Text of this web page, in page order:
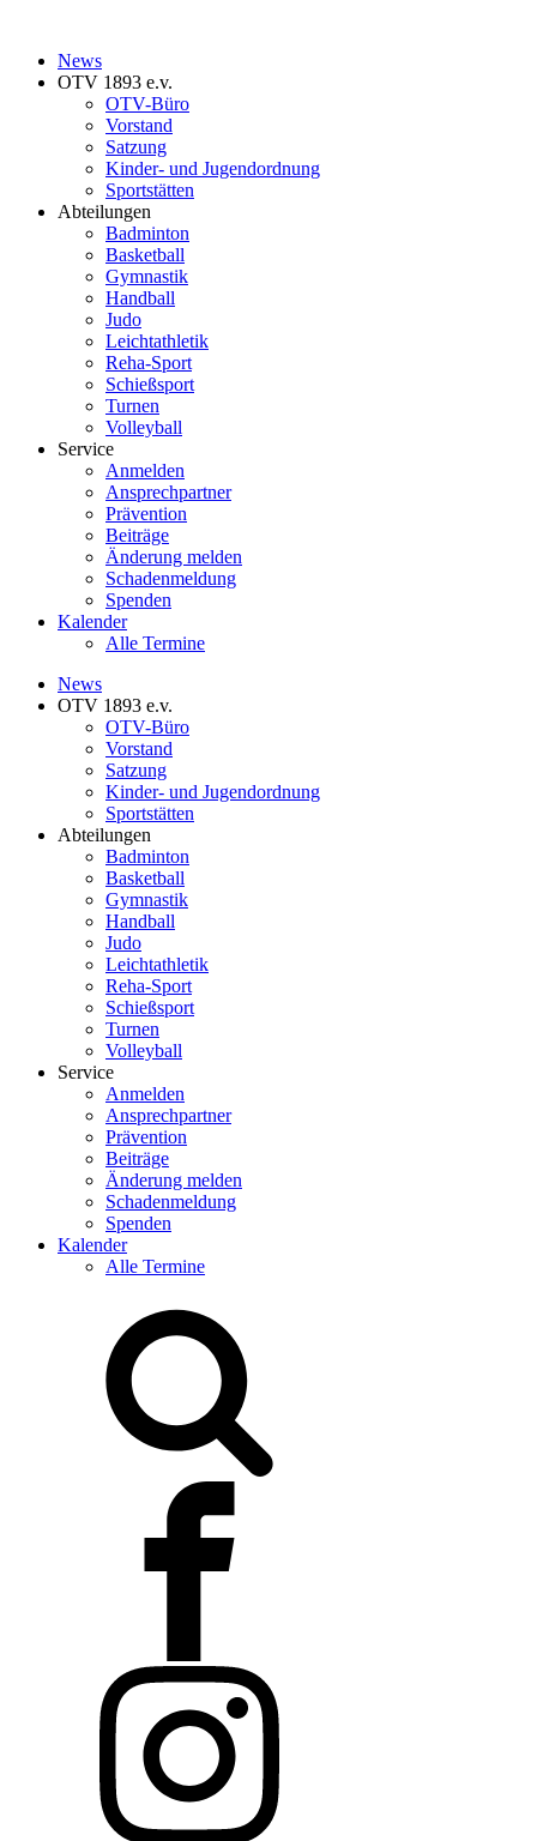
News
OTV 1893 e.v.
OTV-Büro
Vorstand
Satzung
Kinder- und Jugendordnung
Sportstätten
Abteilungen
Badminton
Basketball
Gymnastik
Handball
Judo
Leichtathletik
Reha-Sport
Schießsport
Turnen
Volleyball
Service
Anmelden
Ansprechpartner
Prävention
Beiträge
Änderung melden
Schadenmeldung
Spenden
Kalender
Alle Termine
News
OTV 1893 e.v.
OTV-Büro
Vorstand
Satzung
Kinder- und Jugendordnung
Sportstätten
Abteilungen
Badminton
Basketball
Gymnastik
Handball
Judo
Leichtathletik
Reha-Sport
Schießsport
Turnen
Volleyball
Service
Anmelden
Ansprechpartner
Prävention
Beiträge
Änderung melden
Schadenmeldung
Spenden
Kalender
Alle Termine